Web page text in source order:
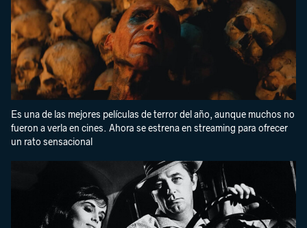
Es una de las mejores películas de terror del año, aunque muchos no
fueron a verla en cines. Ahora se estrena en streaming para ofrecer
un rato sensacional